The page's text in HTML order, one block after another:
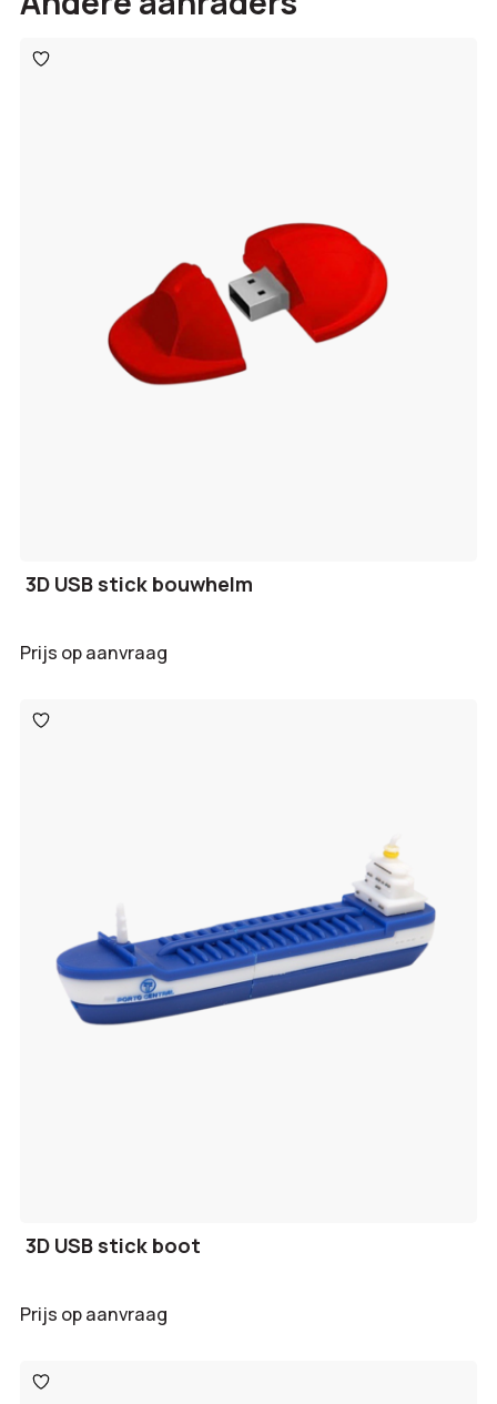
Toevoegen
aan
3D USB stick bouwhelm
Prijs op aanvraag
Toevoegen
aan
3D USB stick boot
Prijs op aanvraag
Toevoegen
aan